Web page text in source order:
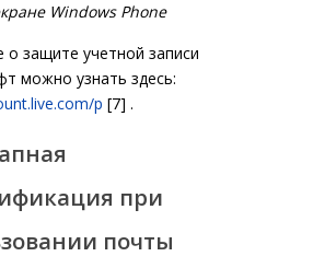
Windows Phone
о защите учетной записи
можно узнать здесь:
p [7] .
при
почты